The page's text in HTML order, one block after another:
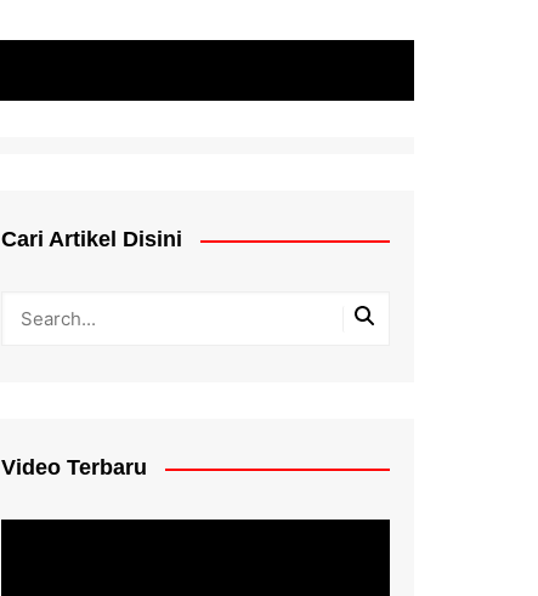
Cari Artikel Disini
Video Terbaru